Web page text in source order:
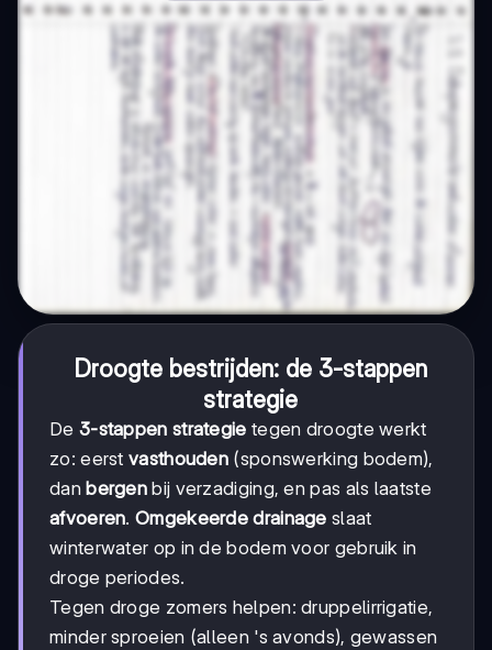
Droogte bestrijden: de 3-stappen
strategie
De 3-stappen strategie tegen droogte werkt
zo: eerst vasthouden (sponswerking bodem),
dan bergen bij verzadiging, en pas als laatste
afvoeren.Omgekeerde drainage slaat
winterwater op in de bodem voor gebruik in
droge periodes.
Tegen droge zomers helpen: druppelirrigatie,
minder sproeien (alleen 's avonds), gewassen